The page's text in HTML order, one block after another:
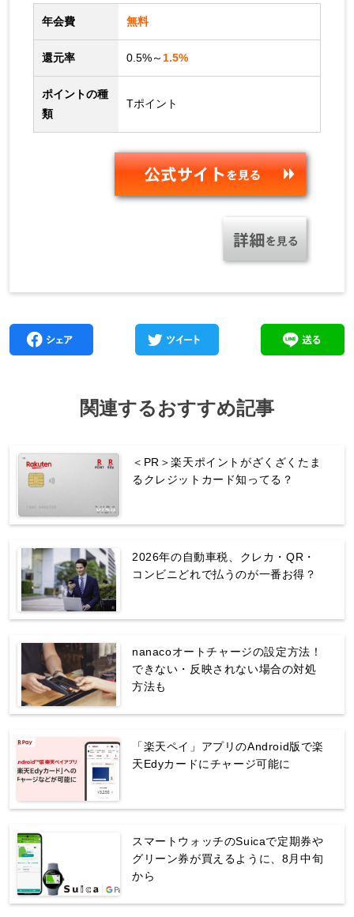
年会費 無料
還元率 0.5%～ 1.5%
ポイントの種
類
Tポイント
関連するおすすめ記事
＜PR＞楽天ポイントがざくざくたま
るクレジットカード知ってる？
2026年の自動車税、クレカ・QR・
コンビニどれで払うのが一番お得？
nanacoオートチャージの設定方法！
できない・反映されない場合の対処
方法も
「楽天ペイ」アプリのAndroid版で楽
天Edyカードにチャージ可能に
スマートウォッチのSuicaで定期券や
グリーン券が買えるように、8月中旬
から